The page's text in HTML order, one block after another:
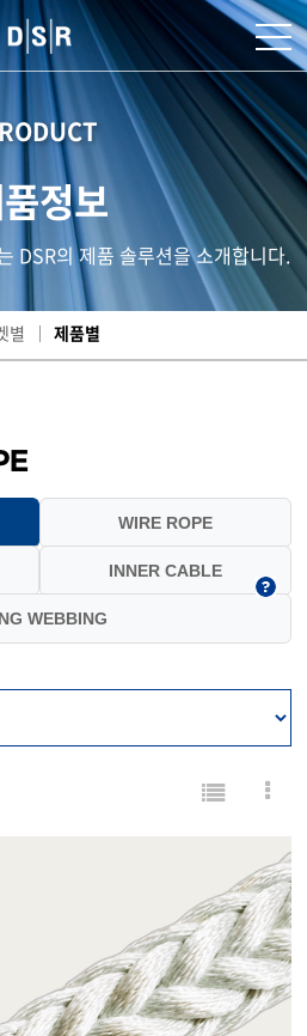
정보
DSR의 제품 솔루션을 소개합니다.
별 제품별
WIRE ROPE
INNER CABLE
WEBBING